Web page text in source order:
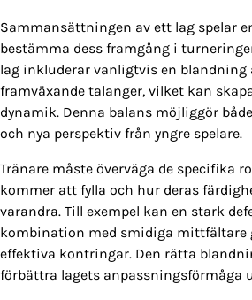
Sammansättningen av ett lag spelar
bestämma dess framgång i
lag inkluderar vanligtvis en blandning
framväxande talanger, vilket kan
dynamik. Denna balans möjliggör
och nya perspektiv från yngre spelare.
Tränare måste överväga de specifika
kommer att fylla och hur deras
varandra. Till exempel kan en stark
kombination med smidiga mittfältare
effektiva kontringar. Den rätta
förbättra lagets anpassningsförmåga